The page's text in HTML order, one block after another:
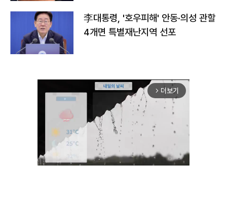
李대통령, '호우피해' 안동·의성 관할
4개면 특별재난지역 선포
arrow_forward_ios 더보기